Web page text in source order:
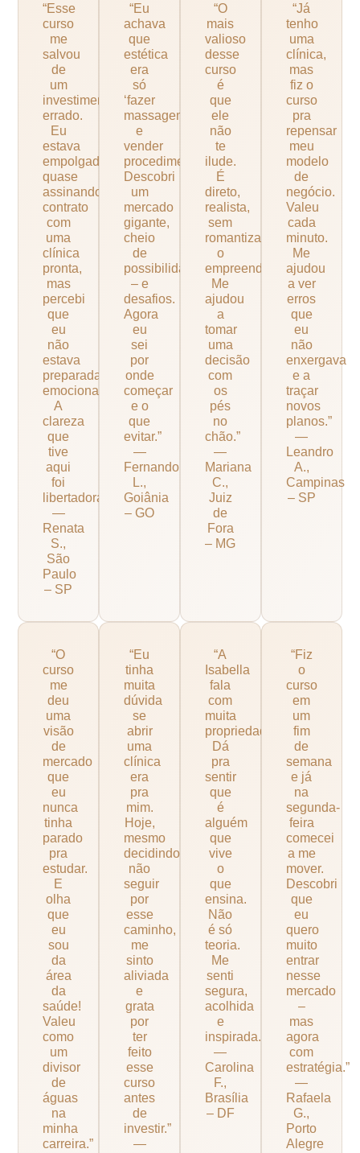
“Esse
curso
me
salvou
de
um
investimento
errado.
Eu
estava
empolgada,
quase
assinando
contrato
com
uma
clínica
pronta,
mas
percebi
que
eu
não
estava
preparada
emocionalmente.
A
clareza
que
tive
aqui
foi
libertadora.”
—
Renata
S.,
São
Paulo
– SP
“Eu
achava
que
estética
era
só
‘fazer
massagem
e
vender
procedimento’.
Descobri
um
mercado
gigante,
cheio
de
possibilidades
– e
desafios.
Agora
eu
sei
por
onde
começar
e o
que
evitar.”
—
Fernando
L.,
Goiânia
– GO
“O
mais
valioso
desse
curso
é
que
ele
não
te
ilude.
É
direto,
realista,
sem
romantizar
o
empreendedorismo.
Me
ajudou
a
tomar
uma
decisão
com
os
pés
no
chão.”
—
Mariana
C.,
Juiz
de
Fora
– MG
“Já
tenho
uma
clínica,
mas
fiz o
curso
pra
repensar
meu
modelo
de
negócio.
Valeu
cada
minuto.
Me
ajudou
a ver
erros
que
eu
não
enxergava
e a
traçar
novos
planos.”
—
Leandro
A.,
Campinas
– SP
“O
curso
me
deu
uma
visão
de
mercado
que
eu
nunca
tinha
parado
pra
estudar.
E
olha
que
eu
sou
da
área
da
saúde!
Valeu
como
um
divisor
de
águas
na
minha
carreira.”
“Eu
tinha
muita
dúvida
se
abrir
uma
clínica
era
pra
mim.
Hoje,
mesmo
decidindo
não
seguir
por
esse
caminho,
me
sinto
aliviada
e
grata
por
ter
feito
esse
curso
antes
de
investir.”
—
“A
Isabella
fala
com
muita
propriedade.
Dá
pra
sentir
que
é
alguém
que
vive
o
que
ensina.
Não
é só
teoria.
Me
senti
segura,
acolhida
e
inspirada.”
—
Carolina
F.,
Brasília
– DF
“Fiz
o
curso
em
um
fim
de
semana
e já
na
segunda-
feira
comecei
a me
mover.
Descobri
que
eu
quero
muito
entrar
nesse
mercado
–
mas
agora
com
estratégia.”
—
Rafaela
G.,
Porto
Alegre